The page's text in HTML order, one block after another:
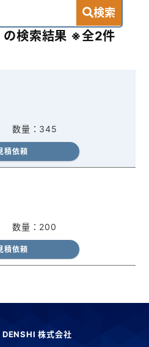
合わせ
検索
の検索結果 ※全2件
345
積依頼
200
積依頼
株式会社